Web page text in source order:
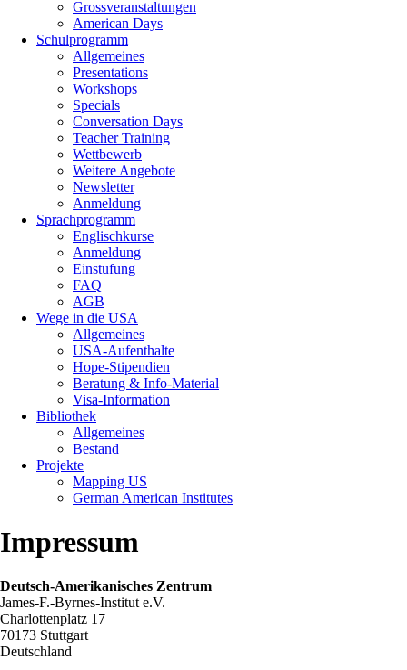
Grossveranstaltungen
American Days
Schulprogramm
Allgemeines
Presentations
Workshops
Specials
Conversation Days
Teacher Training
Wettbewerb
Weitere Angebote
Newsletter
Anmeldung
Sprachprogramm
Englischkurse
Anmeldung
Einstufung
FAQ
AGB
Wege in die USA
Allgemeines
USA-Aufenthalte
Hope-Stipendien
Beratung & Info-Material
Visa-Information
Bibliothek
Allgemeines
Bestand
Projekte
Mapping US
German American Institutes
Impressum
Deutsch-Amerikanisches Zentrum
James-F.-Byrnes-Institut e.V.
Charlottenplatz 17
70173 Stuttgart
Deutschland